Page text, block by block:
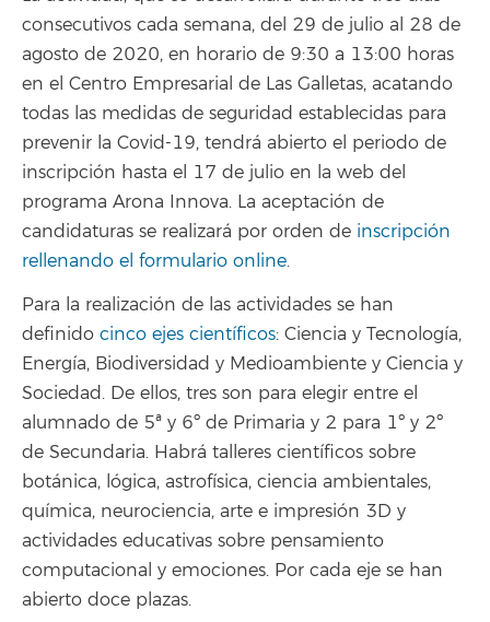
consecutivos cada semana, del 29 de julio al 28 de
agosto de 2020, en horario de 9:30 a 13:00 horas
en el Centro Empresarial de Las Galletas, acatando
todas las medidas de seguridad establecidas para
prevenir la Covid-19, tendrá abierto el periodo de
inscripción hasta el 17 de julio en la web del
programa Arona Innova. La aceptación de
candidaturas se realizará por orden de inscripción
rellenando el formulario online.
Para la realización de las actividades se han
definido cinco ejes científicos: Ciencia y Tecnología,
Energía, Biodiversidad y Medioambiente y Ciencia y
Sociedad. De ellos, tres son para elegir entre el
alumnado de 5ª y 6º de Primaria y 2 para 1º y 2º
de Secundaria. Habrá talleres científicos sobre
botánica, lógica, astrofísica, ciencia ambientales,
química, neurociencia, arte e impresión 3D y
actividades educativas sobre pensamiento
computacional y emociones. Por cada eje se han
abierto doce plazas.